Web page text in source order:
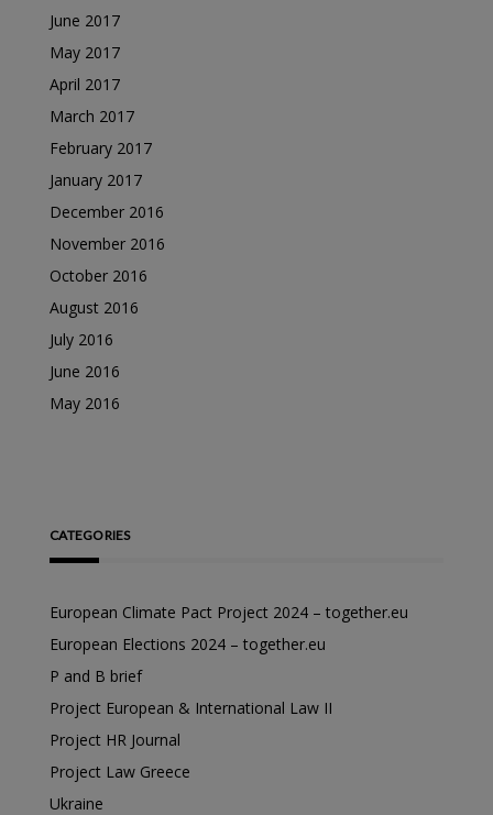
June 2017
May 2017
April 2017
March 2017
February 2017
January 2017
December 2016
November 2016
October 2016
August 2016
July 2016
June 2016
May 2016
CATEGORIES
European Climate Pact Project 2024 – together.eu
European Elections 2024 – together.eu
P and B brief
Project European & International Law II
Project HR Journal
Project Law Greece
Ukraine